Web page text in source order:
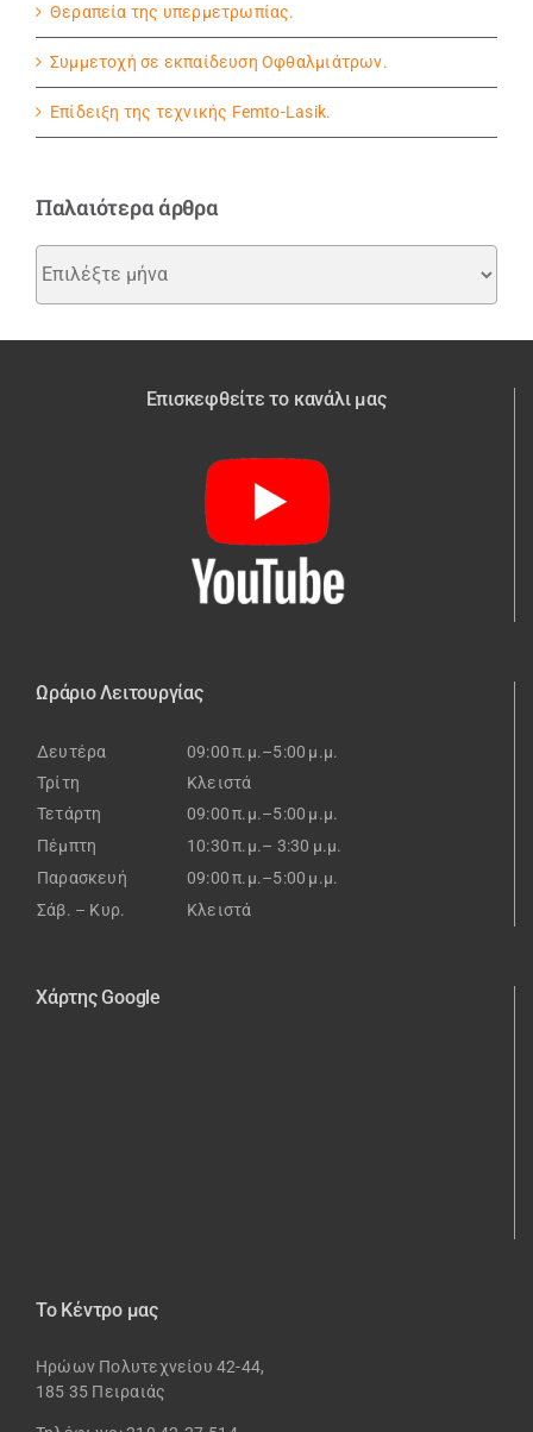
Θεραπεία της υπερμετρωπίας.
Συμμετοχή σε εκπαίδευση Οφθαλμιάτρων.
Eπίδειξη της τεχνικής Femto-Lasik.
Παλαιότερα άρθρα
Παλαιότερα
άρθρα
Επισκεφθείτε το κανάλι μας
Ωράριο Λειτουργίας
Δευτέρα
09:00 π.μ.–5:00 μ.μ.
Τρίτη
Κλειστά
Τετάρτη
09:00 π.μ.–5:00 μ.μ.
Πέμπτη
10:30 π.μ.– 3:30 μ.μ.
Παρασκευή
09:00 π.μ.–5:00 μ.μ.
Σάβ. – Κυρ.
Κλειστά
Χάρτης Google
Το Κέντρο μας
Ηρώων Πολυτεχνείου 42-44,
185 35 Πειραιάς